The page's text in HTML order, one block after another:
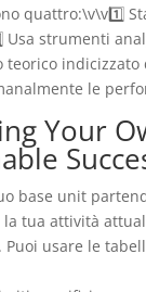
quattro:\v\v1️⃣
Usa strumenti
teorico
le
Your
base unit
la tua attività
Puoi usare le